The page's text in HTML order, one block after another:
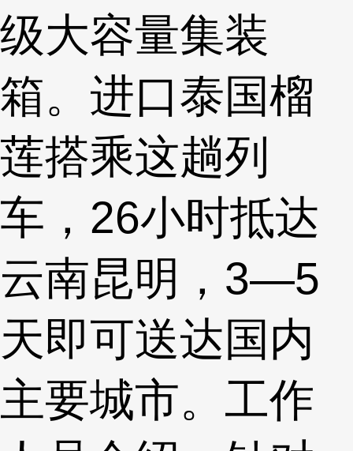
级大容量集装
箱。进口泰国榴
莲搭乘这趟列
车，26小时抵达
云南昆明，3—5
天即可送达国内
主要城市。工作